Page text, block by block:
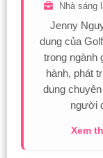
Nhà sáng
Jenny
dung của
trong ngành
hành, phát
dung
người
Xem